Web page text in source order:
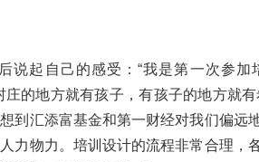
说起自己的感受：“我是第一次参
的地方就有孩子，有孩子的地方就有
到汇添富基金和第一财经对我们偏远
力物力。培训设计的流程非常合理，